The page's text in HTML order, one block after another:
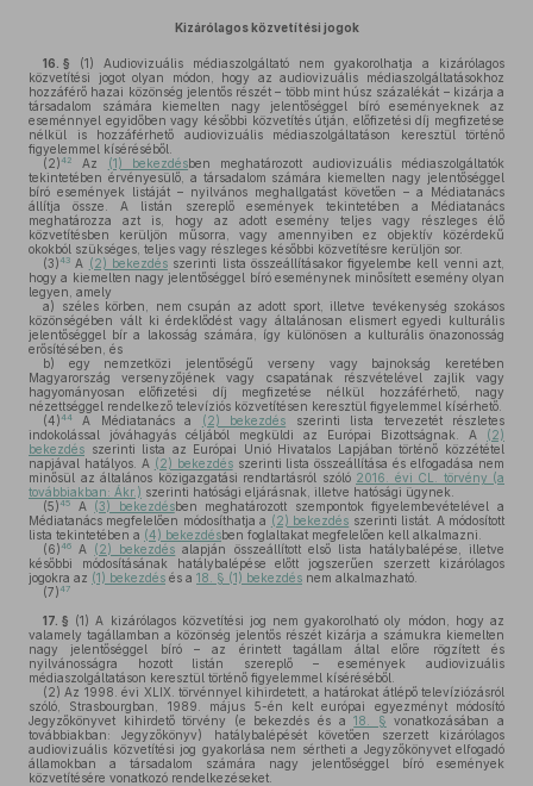
Kizárólagos közvetítési jogok
16. § (1) Audiovizuális médiaszolgáltató nem gyakorolhatja a kizárólagos
közvetítési jogot olyan módon, hogy az audiovizuális médiaszolgáltatásokhoz
hozzáférő hazai közönség jelentős részét – több mint húsz százalékát – kizárja a
társadalom számára kiemelten nagy jelentőséggel bíró eseményeknek az
eseménnyel egyidőben vagy későbbi közvetítés útján, előfizetési díj megfizetése
nélkül is hozzáférhető audiovizuális médiaszolgáltatáson keresztül történő
figyelemmel kíséréséből.
(2)42 Az (1) bekezdésben meghatározott audiovizuális médiaszolgáltatók
tekintetében érvényesülő, a társadalom számára kiemelten nagy jelentőséggel
bíró események listáját – nyilvános meghallgatást követően – a Médiatanács
állítja össze. A listán szereplő események tekintetében a Médiatanács
meghatározza azt is, hogy az adott esemény teljes vagy részleges élő
közvetítésben kerüljön műsorra, vagy amennyiben ez objektív közérdekű
okokból szükséges, teljes vagy részleges későbbi közvetítésre kerüljön sor.
(3)43 A (2) bekezdésszerinti lista összeállításakor figyelembe kell venni azt,
hogy a kiemelten nagy jelentőséggel bíró eseménynek minősített esemény olyan
legyen, amely
a) széles körben, nem csupán az adott sport, illetve tevékenység szokásos
közönségében vált ki érdeklődést vagy általánosan elismert egyedi kulturális
jelentőséggel bír a lakosság számára, így különösen a kulturális önazonosság
erősítésében, és
b) egy nemzetközi jelentőségű verseny vagy bajnokság keretében
Magyarország versenyzőjének vagy csapatának részvételével zajlik vagy
hagyományosan előfizetési díj megfizetése nélkül hozzáférhető, nagy
nézettséggel rendelkező televíziós közvetítésen keresztül figyelemmel kísérhető.
(4)44 A Médiatanács a (2) bekezdés szerinti lista tervezetét részletes
indokolással jóváhagyás céljából megküldi az Európai Bizottságnak. A (2)
bekezdés szerinti lista az Európai Unió Hivatalos Lapjában történő közzététel
napjával hatályos. A (2) bekezdésszerinti lista összeállítása és elfogadása nem
minősül az általános közigazgatási rendtartásról szóló 2016. évi CL. törvény (a
továbbiakban: Ákr.) szerinti hatósági eljárásnak, illetve hatósági ügynek.
(5)45 A (3) bekezdésben meghatározott szempontok figyelembevételével a
Médiatanács megfelelően módosíthatja a (2) bekezdés szerinti listát. A módosított
lista tekintetében a (4) bekezdésben foglaltakat megfelelően kell alkalmazni.
(6)46 A (2) bekezdés alapján összeállított első lista hatálybalépése, illetve
későbbi módosításának hatálybalépése előtt jogszerűen szerzett kizárólagos
jogokra az (1) bekezdés és a 18. § (1) bekezdés nem alkalmazható.
(7)47
17. § (1) A kizárólagos közvetítési jog nem gyakorolható oly módon, hogy az
valamely tagállamban a közönség jelentős részét kizárja a számukra kiemelten
nagy jelentőséggel bíró – az érintett tagállam által előre rögzített és
nyilvánosságra hozott listán szereplő – események audiovizuális
médiaszolgáltatáson keresztül történő figyelemmel kíséréséből.
(2) Az 1998. évi XLIX. törvénnyel kihirdetett, a határokat átlépő televíziózásról
szóló, Strasbourgban, 1989. május 5-én kelt európai egyezményt módosító
Jegyzőkönyvet kihirdető törvény (e bekezdés és a18. § vonatkozásában a
továbbiakban: Jegyzőkönyv) hatálybalépését követően szerzett kizárólagos
audiovizuális közvetítési jog gyakorlása nem sértheti a Jegyzőkönyvet elfogadó
államokban a társadalom számára nagy jelentőséggel bíró események
közvetítésére vonatkozó rendelkezéseket.